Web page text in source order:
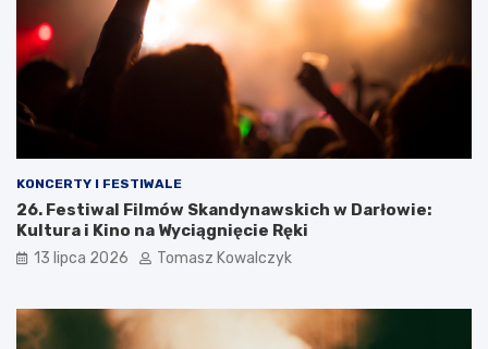
KONCERTY I FESTIWALE
26. Festiwal Filmów Skandynawskich w Darłowie:
Kultura i Kino na Wyciągnięcie Ręki
13 lipca 2026 Tomasz Kowalczyk